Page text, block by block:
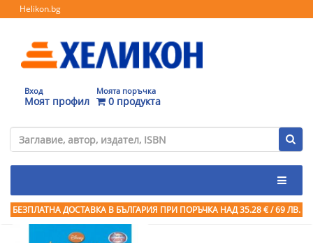
Helikon.bg
Вход
Моят профил
Моята поръчка
0 продукта
БЕЗПЛАТНА ДОСТАВКА В БЪЛГАРИЯ ПРИ ПОРЪЧКА НАД 35.28 € / 69 ЛВ.